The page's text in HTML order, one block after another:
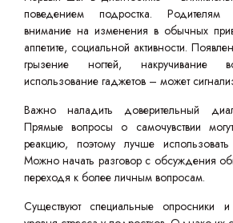
поведением подростка. Родителям
внимание на изменения в обычных
аппетите, социальной активности.
грызение ногтей, накручивание
использование гаджетов – может
Важно наладить доверительный
Прямые вопросы о самочувствии
реакцию, поэтому лучше
Можно начать разговор с обсуждения
переходя к более личным вопросам.
Существуют специальные опросники